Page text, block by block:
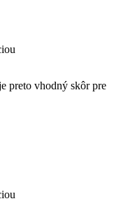
preto vhodný skôr pre